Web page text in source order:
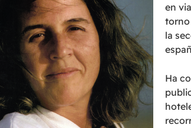
en
torno
la
Ha